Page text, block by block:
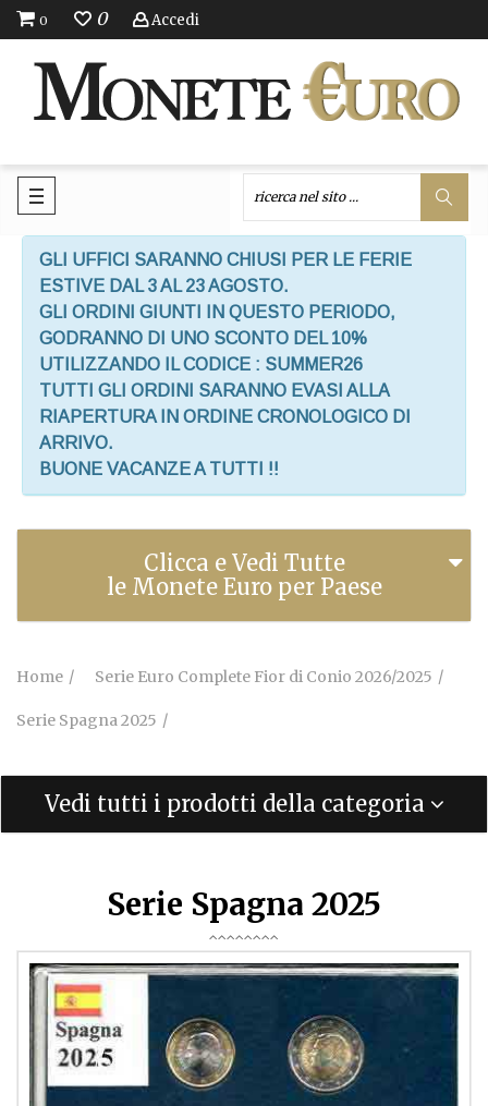
0 0 Accedi
GLI UFFICI SARANNO CHIUSI PER LE FERIE
ESTIVE DAL 3 AL 23 AGOSTO.
GLI ORDINI GIUNTI IN QUESTO PERIODO,
GODRANNO DI UNO SCONTO DEL 10%
UTILIZZANDO IL CODICE : SUMMER26
TUTTI GLI ORDINI SARANNO EVASI ALLA
RIAPERTURA IN ORDINE CRONOLOGICO DI
ARRIVO.
BUONE VACANZE A TUTTI !!
Clicca e Vedi Tutte
le Monete Euro per Paese
Home Serie Euro Complete Fior di Conio 2026/2025
Serie Spagna 2025
Vedi tutti i prodotti della categoria
Serie Spagna 2025